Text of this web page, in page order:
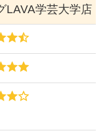
LAVA学芸大学店